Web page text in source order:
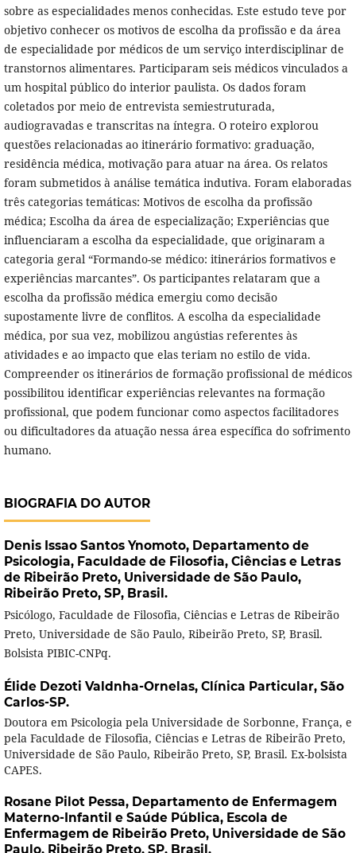
sobre as especialidades menos conhecidas. Este estudo teve por
objetivo conhecer os motivos de escolha da profissão e da área
de especialidade por médicos de um serviço interdisciplinar de
transtornos alimentares. Participaram seis médicos vinculados a
um hospital público do interior paulista. Os dados foram
coletados por meio de entrevista semiestruturada,
audiogravadas e transcritas na íntegra. O roteiro explorou
questões relacionadas ao itinerário formativo: graduação,
residência médica, motivação para atuar na área. Os relatos
foram submetidos à análise temática indutiva. Foram elaboradas
três categorias temáticas: Motivos de escolha da profissão
médica; Escolha da área de especialização; Experiências que
influenciaram a escolha da especialidade, que originaram a
categoria geral “Formando-se médico: itinerários formativos e
experiências marcantes”. Os participantes relataram que a
escolha da profissão médica emergiu como decisão
supostamente livre de conflitos. A escolha da especialidade
médica, por sua vez, mobilizou angústias referentes às
atividades e ao impacto que elas teriam no estilo de vida.
Compreender os itinerários de formação profissional de médicos
possibilitou identificar experiências relevantes na formação
profissional, que podem funcionar como aspectos facilitadores
ou dificultadores da atuação nessa área específica do sofrimento
humano.
BIOGRAFIA DO AUTOR
Denis Issao Santos Ynomoto, Departamento de
Psicologia, Faculdade de Filosofia, Ciências e Letras
de Ribeirão Preto, Universidade de São Paulo,
Ribeirão Preto, SP, Brasil.
Psicólogo, Faculdade de Filosofia, Ciências e Letras de Ribeirão
Preto, Universidade de São Paulo, Ribeirão Preto, SP, Brasil.
Bolsista PIBIC-CNPq.
Élide Dezoti Valdnha-Ornelas, Clínica Particular, São
Carlos-SP.
Doutora em Psicologia pela Universidade de Sorbonne, França, e
pela Faculdade de Filosofia, Ciências e Letras de Ribeirão Preto,
Universidade de São Paulo, Ribeirão Preto, SP, Brasil. Ex-bolsista
CAPES.
Rosane Pilot Pessa, Departamento de Enfermagem
Materno-Infantil e Saúde Pública, Escola de
Enfermagem de Ribeirão Preto, Universidade de São
Paulo, Ribeirão Preto, SP, Brasil.